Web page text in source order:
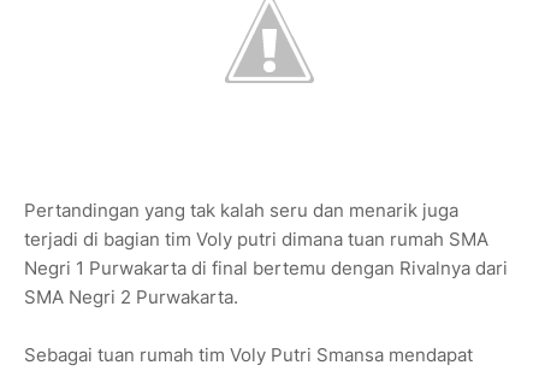
Pertandingan yang tak kalah seru dan menarik juga
terjadi di bagian tim Voly putri dimana tuan rumah SMA
Negri 1 Purwakarta di final bertemu dengan Rivalnya dari
SMA Negri 2 Purwakarta.
Sebagai tuan rumah tim Voly Putri Smansa mendapat